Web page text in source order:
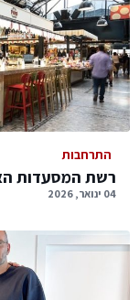
התרחבות
רשת המסעדות
04 ינואר, 2026